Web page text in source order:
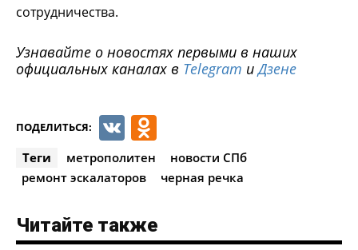
сотрудничества.
Узнавайте о новостях первыми в наших
официальных каналах в Telegram иДзене
ПОДЕЛИТЬСЯ: VK
Теги метрополитен
новости СПб
ремонт эскалаторов
черная речка
Читайте также